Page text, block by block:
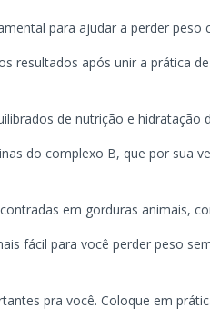
para ajudar a perder peso
resultados após unir a prática
de nutrição e hidratação
do complexo B, que por sua
em gorduras animais,
fácil para você perder peso
pra você. Coloque em